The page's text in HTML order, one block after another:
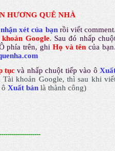
HƯƠNG QUÊ NHÀ
xét của bạn rồi viết comment
Google. Sau đó nhấp
phía trên, ghi Họ và tên của
tục và nhấp chuột tiếp vào ô
Tài khoản Google, thì sau khi
Xuất bản là thành công)